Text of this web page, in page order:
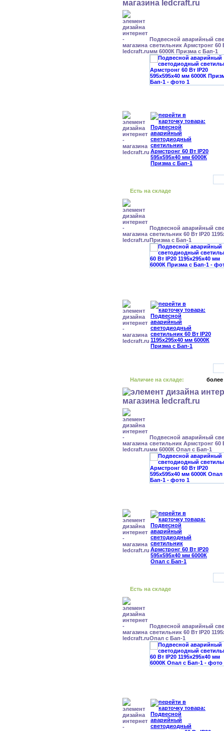
Подвесной аварийный
светильник Армстронг 60
мм 6000К Призма с Бап-1
Есть на складе
Подвесной аварийный
светильник 60 Вт IP20
Призма с Бап-1
Наличие на складе: более
Подвесной аварийный
светильник Армстронг 60
мм 6000К Опал с Бап-1
Есть на складе
Подвесной аварийный
светильник 60 Вт IP20
Опал с Бап-1